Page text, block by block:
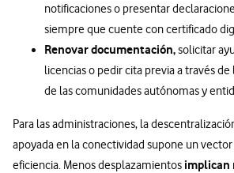
notificaciones o presentar
siempre que cuente con certificado
Renovar documentación,solicitar
licencias o pedir cita previa a través
de las comunidades autónomas y
Para las administraciones, la
apoyada en la conectividad supone un
eficiencia. Menos desplazamientos implican